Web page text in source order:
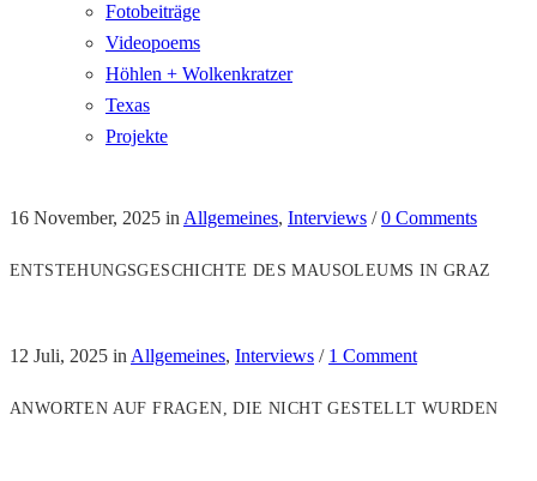
Fotobeiträge
Videopoems
Höhlen + Wolkenkratzer
Texas
Projekte
16 November, 2025 in Allgemeines, Interviews /0 Comments
ENTSTEHUNGSGESCHICHTE DES MAUSOLEUMS IN GRAZ
12 Juli, 2025 in Allgemeines, Interviews / 1 Comment
ANWORTEN AUF FRAGEN, DIE NICHT GESTELLT WURDEN